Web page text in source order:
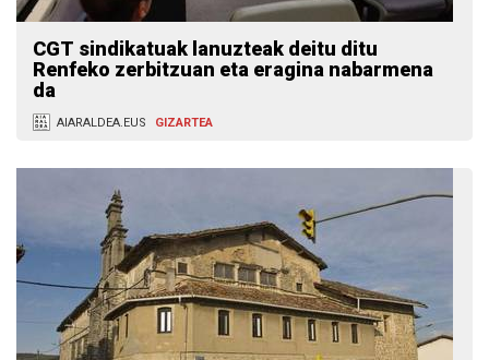
CGT sindikatuak lanuzteak deitu ditu
Renfeko zerbitzuan eta eragina nabarmena
da
AIARALDEA.EUS GIZARTEA